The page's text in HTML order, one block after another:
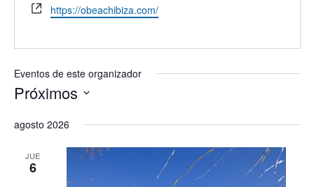
Website
https://obeachibiza.com/
Eventos de este organizador
Próximos
la
agosto 2026
JUE
6